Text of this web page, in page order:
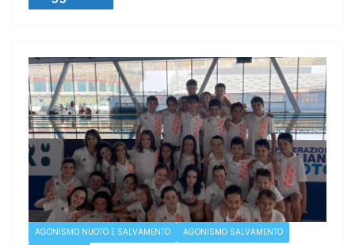
AGONISMO NUOTO E SALVAMENTO
AGONISMO SALVAMENTO